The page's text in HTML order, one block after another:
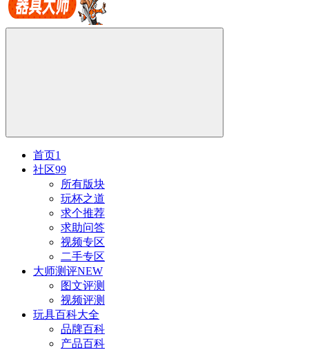
首页1
社区99
所有版块
玩杯之道
求个推荐
求助问答
视频专区
二手专区
大师测评NEW
图文评测
视频评测
玩具百科大全
品牌百科
产品百科